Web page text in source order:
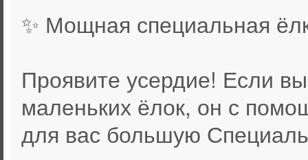
✨ Мощная специальная
Проявите усердие! Если
маленьких ёлок, он с
для вас большую